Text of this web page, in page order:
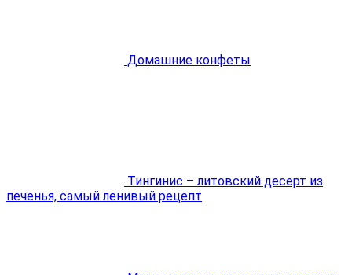
Домашние конфеты
Тингинис – литовский десерт из
печенья, самый ленивый рецепт